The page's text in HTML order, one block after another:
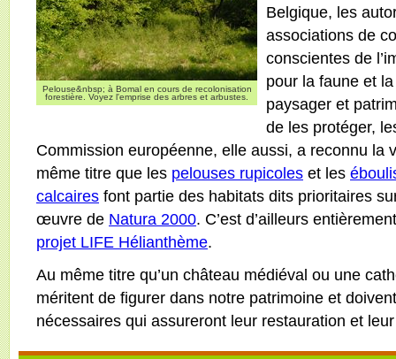
Pelouse&nbsp; à Bomal en cours de recolonisation
forestière. Voyez l'emprise des arbres et arbustes.
Belgique, les
associations de
conscientes de
pour la faune et
paysager et
de les protéger,
Commission européenne, elle aussi, a reconnu la
même titre que les pelouses rupicoles et les
calcaires font partie des habitats dits prioritaires
œuvre de Natura 2000. C’est d’ailleurs
projet LIFE Hélianthème.
Au même titre qu’un château médiéval ou une
méritent de figurer dans notre patrimoine et
nécessaires qui assureront leur restauration et